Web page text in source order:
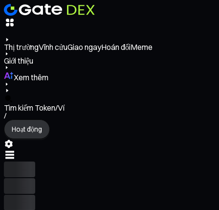
Thị trườngVĩnh cửuGiao ngayHoán đổiMeme
Giới thiệu
Xem thêm
Tìm kiếm Token/Ví
/
Hoạt động